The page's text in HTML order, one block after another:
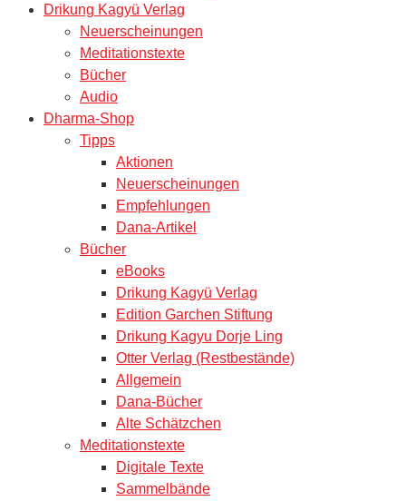
Drikung Kagyü Verlag
Neuerscheinungen
Meditationstexte
Bücher
Audio
Dharma-Shop
Tipps
Aktionen
Neuerscheinungen
Empfehlungen
Dana-Artikel
Bücher
eBooks
Drikung Kagyü Verlag
Edition Garchen Stiftung
Drikung Kagyu Dorje Ling
Otter Verlag (Restbestände)
Allgemein
Dana-Bücher
Alte Schätzchen
Meditationstexte
Digitale Texte
Sammelbände